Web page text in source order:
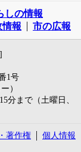
しの情報
情報 市の広報
]
1号
）
分まで（土曜日、
著作権
個人情報